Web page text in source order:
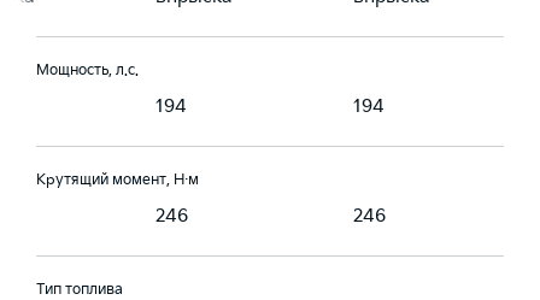
Мощность, л.с.
194 194
Крутящий момент, Н·м
246 246
Тип топлива